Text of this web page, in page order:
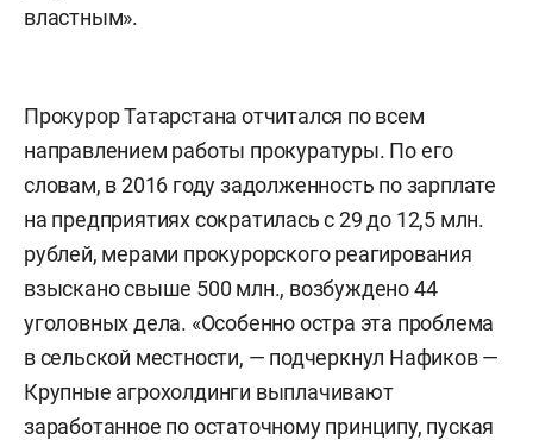
властным».
Прокурор Татарстана отчитался по всем
направлением работы прокуратуры. По его
словам, в 2016 году задолженность по зарплате
на предприятиях сократилась с 29 до 12,5 млн.
рублей, мерами прокурорского реагирования
взыскано свыше 500 млн., возбуждено 44
уголовных дела. «Особенно остра эта проблема
в сельской местности, — подчеркнул Нафиков —
Крупные агрохолдинги выплачивают
заработанное по остаточному принципу, пуская